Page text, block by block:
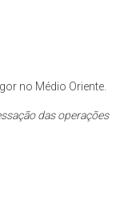
no Médio Oriente.
das operações